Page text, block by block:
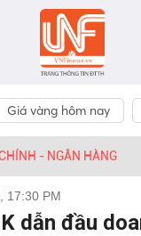
Giá vàng hôm nay
- NGÂN HÀNG
17:30 PM
dẫn đầu